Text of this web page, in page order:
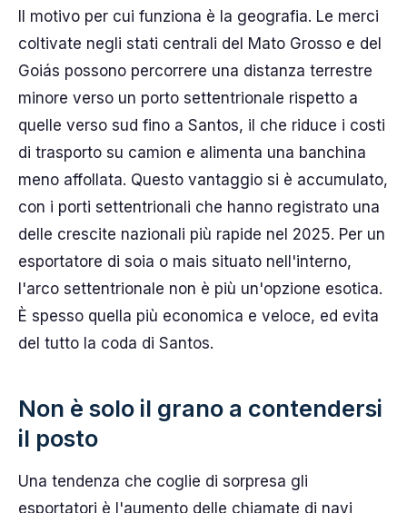
Il motivo per cui funziona è la geografia. Le merci
coltivate negli stati centrali del Mato Grosso e del
Goiás possono percorrere una distanza terrestre
minore verso un porto settentrionale rispetto a
quelle verso sud fino a Santos, il che riduce i costi
di trasporto su camion e alimenta una banchina
meno affollata. Questo vantaggio si è accumulato,
con i porti settentrionali che hanno registrato una
delle crescite nazionali più rapide nel 2025. Per un
esportatore di soia o mais situato nell'interno,
l'arco settentrionale non è più un'opzione esotica.
È spesso quella più economica e veloce, ed evita
del tutto la coda di Santos.
Non è solo il grano a contendersi
il posto
Una tendenza che coglie di sorpresa gli
esportatori è l'aumento delle chiamate di navi